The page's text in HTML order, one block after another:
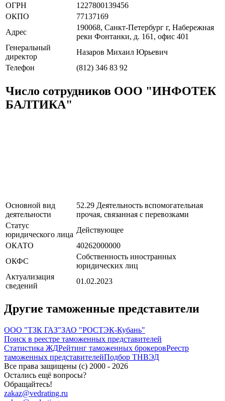
ОГРН
1227800139456
ОКПО
77137169
Адрес
190068, Санкт-Петербург г, Набережная
реки Фонтанки, д. 161, офис 401
Генеральный
директор
Назаров Михаил Юрьевич
Телефон
(812) 346 83 92
Число сотрудников ООО "ИНФОТЕК
БАЛТИКА"
Основной вид
деятельности
52.29 Деятельность вспомогательная
прочая, связанная с перевозками
Статус
юридического лица
Действующее
ОКАТО
40262000000
ОКФС
Собственность иностранных
юридических лиц
Актуализация
сведений
01.02.2023
Другие таможенные представители
ООО "ТЗК ГАЗ"ЗАО "РОСТЭК-Кубань"
Поиск в реестре таможенных представителей
Статистика ЖДРейтинг таможенных брокеровРеестр
таможенных представителейПодбор ТНВЭД
Все права защищены (с) 2000 - 2026
Остались ещё вопросы?
Обращайтесь!
zakaz@vedrating.ru